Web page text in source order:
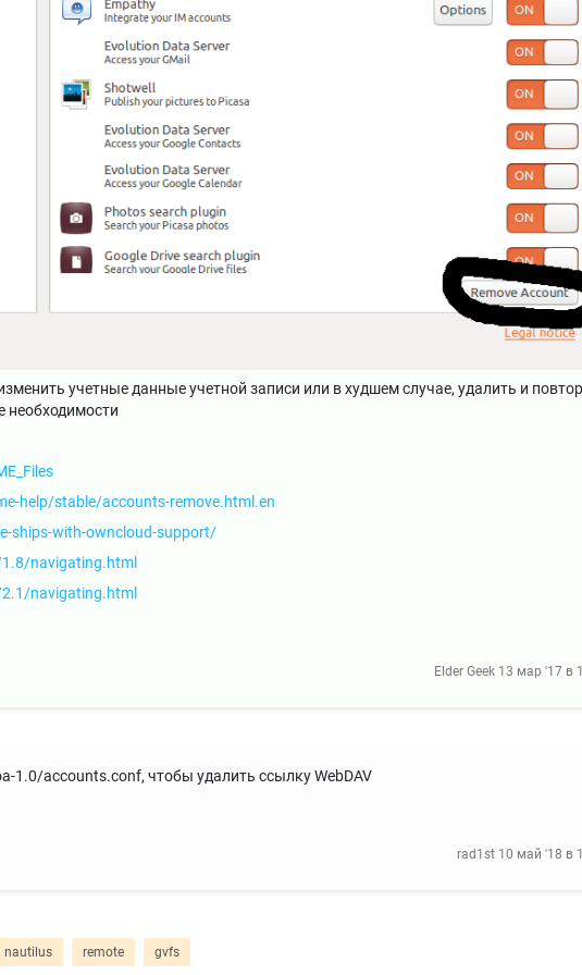
учетные данные учетной записи или в худшем случае, удалить и
необходимости
help/stable/accounts-remove.html.en
ships-with-owncloud-support/
navigating.html
navigating.html
Elder Geek 13 мар '17 в
1.0/accounts.conf, чтобы удалить ссылку WebDAV
rad1st 10 май '18 в
nautilus remote gvfs